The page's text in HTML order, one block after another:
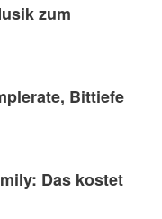
zum
Bittiefe
Das kostet